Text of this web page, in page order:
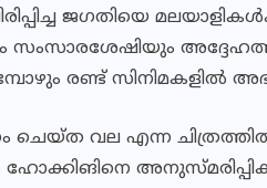
ജഗതിയെ
രണ്ട് സിനിമകളില്‍
വല എന്ന